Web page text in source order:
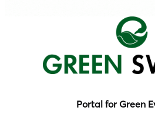
Portal for Green